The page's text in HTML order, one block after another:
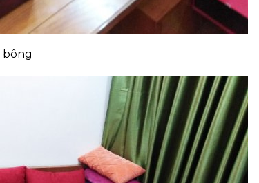
bông